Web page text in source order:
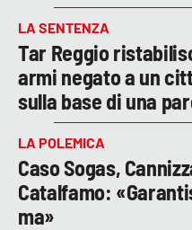
LA SENTENZA
Tar Reggio
armi negato a un
sulla base di una
LA POLEMICA
Caso Sogas,
Catalfamo:
ma»